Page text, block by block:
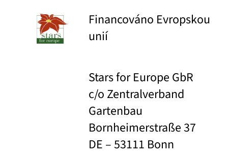
Financováno Evropskou
unií
Stars for Europe GbR
c/o Zentralverband
Gartenbau
Bornheimerstraße 37
DE – 53111 Bonn